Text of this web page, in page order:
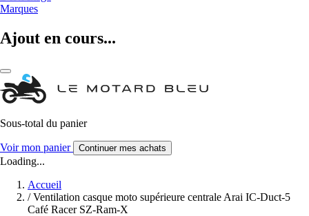
Marques
Ajout en cours...
Sous-total du panier
Voir mon panier Continuer mes achats
Loading...
Accueil
/ Ventilation casque moto supérieure centrale Arai IC-Duct-5
Café Racer SZ-Ram-X